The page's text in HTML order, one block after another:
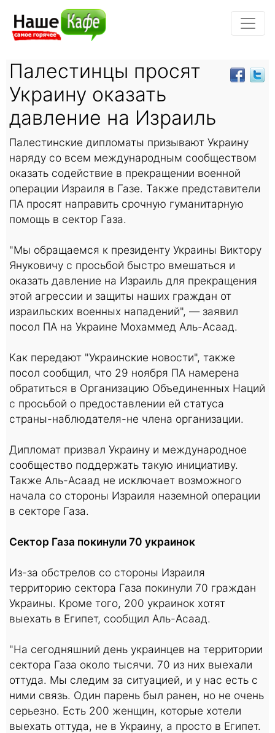
Палестинцы просят
Украину оказать
давление на Израиль
Палестинские дипломаты призывают Украину
наряду со всем международным сообществом
оказать содействие в прекращении военной
операции Израиля в Газе. Также представители
ПА просят направить срочную гуманитарную
помощь в сектор Газа.
"Мы обращаемся к президенту Украины Виктору
Януковичу с просьбой быстро вмешаться и
оказать давление на Израиль для прекращения
этой агрессии и защиты наших граждан от
израильских военных нападений", — заявил
посол ПА на Украине Мохаммед Аль-Асаад.
Как передают "Украинские новости", также
посол сообщил, что 29 ноября ПА намерена
обратиться в Организацию Объединенных Наций
с просьбой о предоставлении ей статуса
страны-наблюдателя-не члена организации.
Дипломат призвал Украину и международное
сообщество поддержать такую инициативу.
Также Аль-Асаад не исключает возможного
начала со стороны Израиля наземной операции
в секторе Газа.
Сектор Газа покинули 70 украинок
Из-за обстрелов со стороны Израиля
территорию сектора Газа покинули 70 граждан
Украины. Кроме того, 200 украинок хотят
выехать в Египет, сообщил Аль-Асаад.
"На сегодняшний день украинцев на территории
сектора Газа около тысячи. 70 из них выехали
оттуда. Мы следим за ситуацией, и у нас есть с
ними связь. Один парень был ранен, но не очень
серьезно. Есть 200 женщин, которые хотели
выехать оттуда, не в Украину, а просто в Египет.